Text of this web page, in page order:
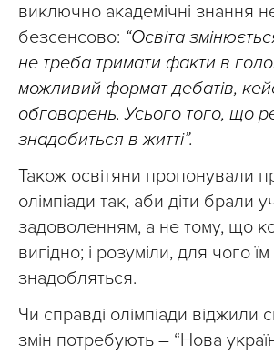
виключно академічні знання
безсенсово: “Освіта
не треба тримати факти в
можливий формат дебатів,
обговорень. Усього того, що
знадобиться в житті”.
Також освітяни пропонували
олімпіади так, аби діти брали
задоволенням, а не тому, що
вигідно; і розуміли, для чого
знадобляться.
Чи справді олімпіади віджили
змін потребують – “Нова